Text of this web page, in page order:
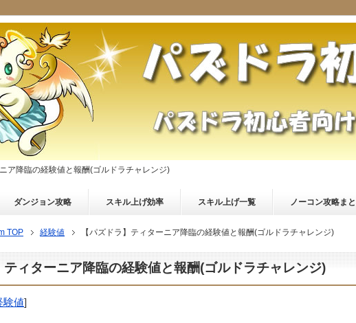
ア降臨の経験値と報酬(ゴルドラチャレンジ)
ダンジョン攻略 スキル上げ効率 スキル上げ一覧 ノーコン攻略ま
TOP 経験値 【パズドラ】ティターニア降臨の経験値と報酬(ゴルドラチャレンジ)
ティターニア降臨の経験値と報酬(ゴルドラチャレンジ)
験値]